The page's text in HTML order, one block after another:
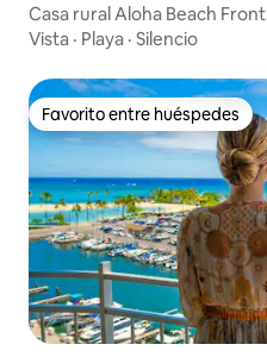
Casa rural Aloha Beach Front
Vista · Playa · Silencio
Favorito entre huéspedes
Favorito entre huéspedes